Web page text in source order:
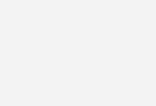
- Schützenverein
Kirmes erwacht“ - Schauspiel des
Steinach e.V.
die Ritter zu Fuß von de Höbicha